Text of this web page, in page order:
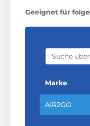
Geeignet für
S
A
C
H
Marke
AIR2GO